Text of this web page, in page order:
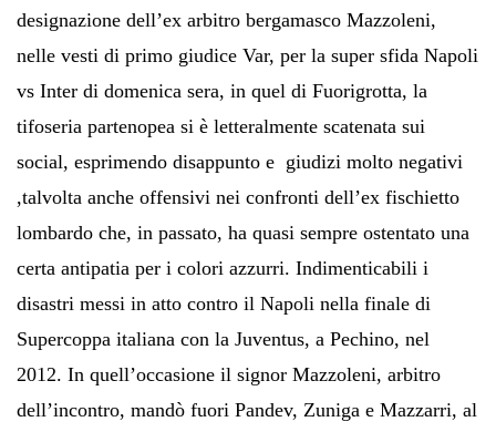
designazione dell’ex arbitro bergamasco Mazzoleni,
nelle vesti di primo giudice Var, per la super sfida Napoli
vs Inter di domenica sera, in quel di Fuorigrotta, la
tifoseria partenopea si è letteralmente scatenata sui
social, esprimendo disappunto e giudizi molto negativi
,talvolta anche offensivi nei confronti dell’ex fischietto
lombardo che, in passato, ha quasi sempre ostentato una
certa antipatia per i colori azzurri. Indimenticabili i
disastri messi in atto contro il Napoli nella finale di
Supercoppa italiana con la Juventus, a Pechino, nel
2012. In quell’occasione il signor Mazzoleni, arbitro
dell’incontro, mandò fuori Pandev, Zuniga e Mazzarri, al